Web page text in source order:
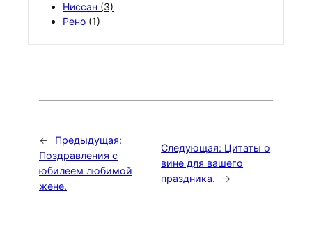
Ниссан (3)
Рено(1)
←
Предыдущая:
Поздравления с
юбилеем любимой
жене.
Следующая: Цитаты о
вине для вашего
праздника.
→